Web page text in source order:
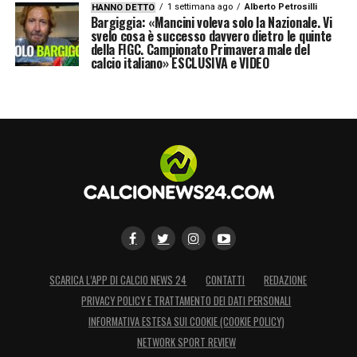
HANNO DETTO 1 settimana ago Alberto Petrosilli
Bargiggia: «Mancini voleva solo la Nazionale. Vi
svelo cosa è successo davvero dietro le quinte
della FIGC. Campionato Primavera male del
calcio italiano» ESCLUSIVA e VIDEO
SCARICA L’APP DI CALCIO NEWS 24 CONTATTI
REDAZIONE
PRIVACY POLICY E TRATTAMENTO DEI DATI PERSONALI
INFORMATIVA ESTESA SUI COOKIE (COOKIE POLICY)
NETWORK SPORT REVIEW